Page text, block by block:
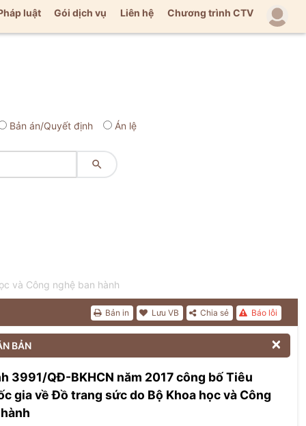
luật Gói dịch vụ Liên hệ Chương trình CTV
Bản án/Quyết định Án lệ

và Công nghệ ban hành
Báo lỗi
Chia sẻ
Lưu VB
Bản in
BẢN 
3991/QĐ-BKHCN năm 2017 công bố Tiêu
gia về Đồ trang sức do Bộ Khoa học và Công